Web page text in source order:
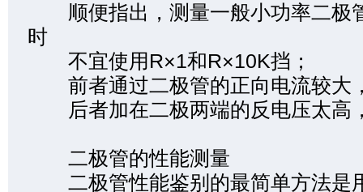
顺便指出，测量一般小功率二极
时
不宜使用R×1和R×10K挡；
前者通过二极管的正向电流较大
后者加在二极两端的反电压太高
二极管的性能测量
二极管性能鉴别的最简单方法是